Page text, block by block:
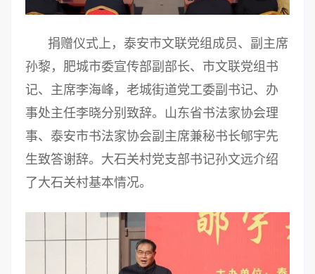
捐赠仪式上，泰安市文联党组成员、副主席
孙黎，肥城市委宣传部副部长、市文联党组书
记、主席李海峰，老城街道党工委副书记、办
事处主任李晓分别致辞。山东省书法家协会理
事、泰安市书法家协会副主席兼秘书长郇宇先
生致答谢辞。大石关村党支部书记孙文远介绍
了大石关村基本情况。